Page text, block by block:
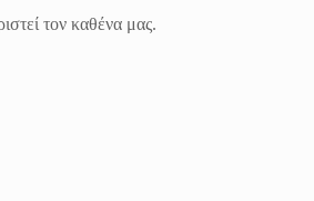
τον καθένα μας.